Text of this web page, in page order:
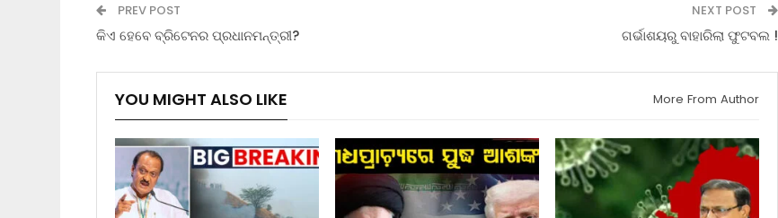
PREV POST
କିଏ ହେବେ ବ୍ରିଟେନର ପ୍ରଧାନମନ୍ତ୍ରୀ?
NEXT POST
ଗର୍ଭାଶୟରୁ ବାହାରିଲା ଫୁଟବଲ !
YOU MIGHT ALSO LIKE More From Author